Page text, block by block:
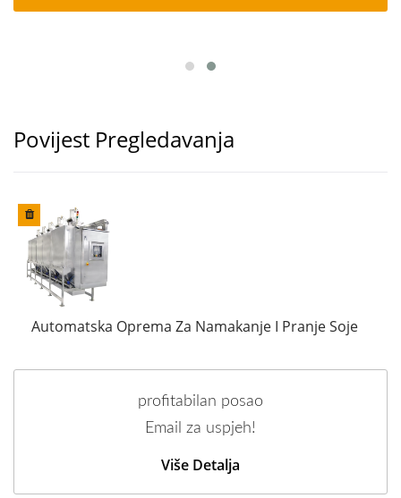
Povijest Pregledavanja
Automatska Oprema Za Namakanje I Pranje Soje
profitabilan posao
Email za uspjeh!
Više Detalja